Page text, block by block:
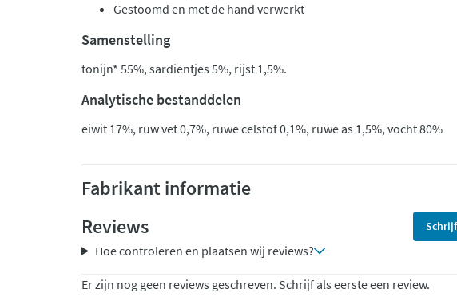
Gestoomd en met de hand verwerkt
Samenstelling
tonijn* 55%, sardientjes 5%, rijst 1,5%.
Analytische bestanddelen
eiwit 17%, ruw vet 0,7%, ruwe celstof 0,1%, ruwe as 1,5%, vocht 80%
Fabrikant informatie
Reviews
Hoe controleren en plaatsen wij reviews?
Er zijn nog geen reviews geschreven. Schrijf als eerste een review.